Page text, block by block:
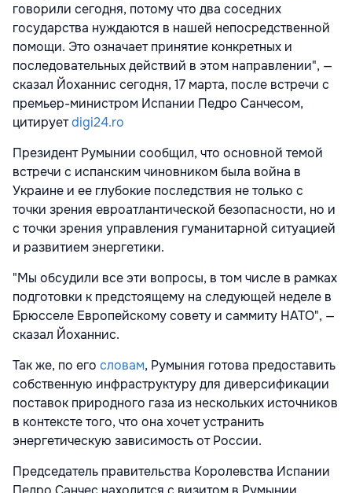
говорили сегодня, потому что два соседних
государства нуждаются в нашей непосредственной
помощи. Это означает принятие конкретных и
последовательных действий в этом направлении", —
сказал Йоханнис сегодня, 17 марта, после встречи с
премьер-министром Испании Педро Санчесом,
цитируетdigi24.ro
Президент Румынии сообщил, что основной темой
встречи с испанским чиновником была война в
Украине и ее глубокие последствия не только с
точки зрения евроатлантической безопасности, но и
с точки зрения управления гуманитарной ситуацией
и развитием энергетики.
"Мы обсудили все эти вопросы, в том числе в рамках
подготовки к предстоящему на следующей неделе в
Брюсселе Европейскому совету и саммиту НАТО", —
сказал Йоханнис.
Так же, по его словам, Румыния готова предоставить
собственную инфраструктуру для диверсификации
поставок природного газа из нескольких источников
в контексте того, что она хочет устранить
энергетическую зависимость от России.
Председатель правительства Королевства Испании